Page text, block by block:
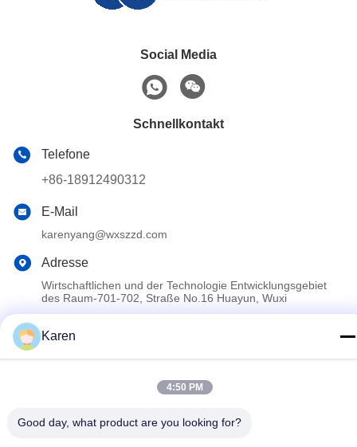
Social Media
Schnellkontakt
Telefone
+86-18912490312
E-Mail
karenyang@wxszzd.com
Adresse
Wirtschaftlichen und der Technologie Entwicklungsgebiet
des Raum-701-702, Straße No.16 Huayun, Wuxi
Copyright © 2022-2026 Wuxi East Group Trading Co.,Ltd . Alle
Karen
4:50 PM
Good day, what product are you looking for?